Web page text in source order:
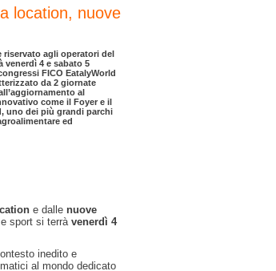
location, nuove
riservato agli operatori del
venerdì 4 e sabato 5
FICO EatalyWorld
da 2 giornate
al
come il Foyer e il
uno dei più grandi parchi
ed
e dalle nuove
sport si terrà venerdì 4
inedito e
al mondo dedicato